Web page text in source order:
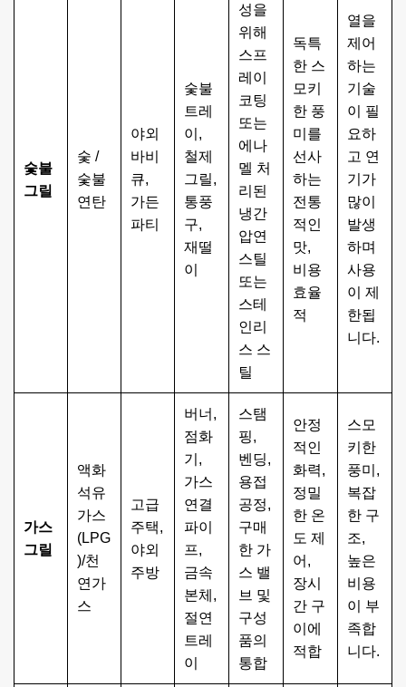
숯불
그릴
숯 /
숯불
연탄
야외
바비
큐,
가든
파티
숯불
트레
이,
철제
그릴,
통풍
구,
재떨
이
성을
위해
스프
레이
코팅
또는
에나
멜 처
리된
냉간
압연
스틸
또는
스테
인리
스 스
틸
독특
한 스
모키
한 풍
미를
선사
하는
전통
적인
맛,
비용
효율
적
열을
제어
하는
기술
이 필
요하
고 연
기가
많이
발생
하며
사용
이 제
한됩
니다.
가스
그릴
액화
석유
가스
(LPG
)/천
연가
스
고급
주택,
야외
주방
버너,
점화
기,
가스
연결
파이
프,
금속
본체,
절연
트레
이
스탬
핑,
벤딩,
용접
공정,
구매
한 가
스 밸
브 및
구성
품의
통합
안정
적인
화력,
정밀
한 온
도 제
어,
장시
간 구
이에
적합
스모
키한
풍미,
복잡
한 구
조,
높은
비용
이 부
족합
니다.